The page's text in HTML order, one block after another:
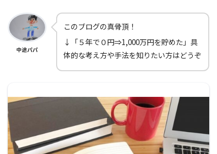
中途パパ
このブログの真骨頂！
↓「５年で０円⇒1,000万円を貯めた」具
体的な考え方や手法を知りたい方はどうぞ